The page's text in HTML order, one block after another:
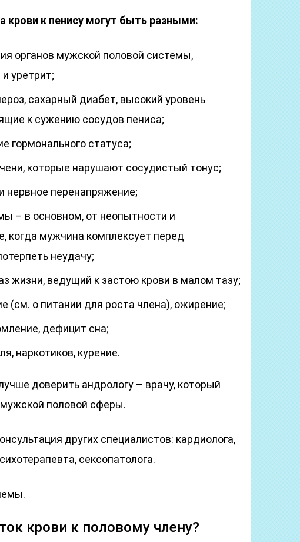
крови к пенису могут быть разными:
органов мужской половой системы,
уретрит;
сахарный диабет, высокий уровень
к сужению сосудов пениса;
гормонального статуса;
которые нарушают сосудистый тонус;
нервное перенапряжение;
– в основном, от неопытности и
когда мужчина комплексует перед
неудачу;
жизни, ведущий к застою крови в малом тазу;
(см. о питании для роста члена), ожирение;
дефицит сна;
наркотиков, курение.
доверить андрологу – врачу, который
половой сферы.
других специалистов: кардиолога,
сексопатолога.
крови к половому члену?